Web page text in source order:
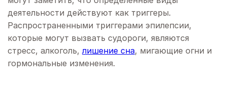
деятельности действуют как триггеры.
Распространенными триггерами эпилепсии,
которые могут вызвать судороги, являются
стресс, алкоголь,лишение сна, мигающие огни и
гормональные изменения.